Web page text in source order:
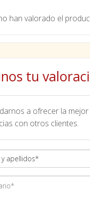
han valorado el
tu
a ofrecer la
con otros clientes.